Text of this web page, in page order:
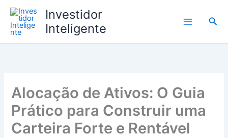
para
conteúdo
Investidor
Inteligente
Alocação de Ativos: O Guia
Prático para Construir uma
Carteira Forte e Rentável